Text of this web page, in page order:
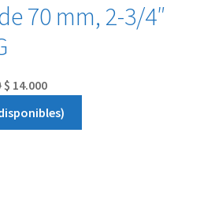
70 mm, 2-3/4″
$ 14.000